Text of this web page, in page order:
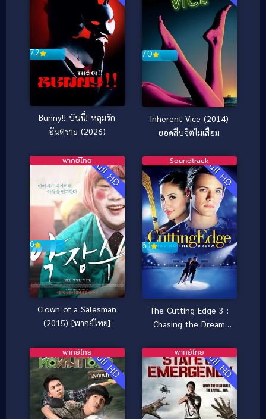
7.2
Bunny!! บันนี่! หลุมรัก
อันตราย (2026)
7.0
Inherent Vice (2014)
ยอดสืบจิตไม่เสื่อม
Full HD
6
พากย์ไทย
Clown of a Salesman
(2015) [พากย์ไทย]
Full HD
6.1
Soundtrack
The Cutting Edge 3 :
Chasing the Dream
ต้านรักนี้ไว้ไม่อยู่ 3
Full HD
พากย์ไทย Full HD
พากย์ไทย